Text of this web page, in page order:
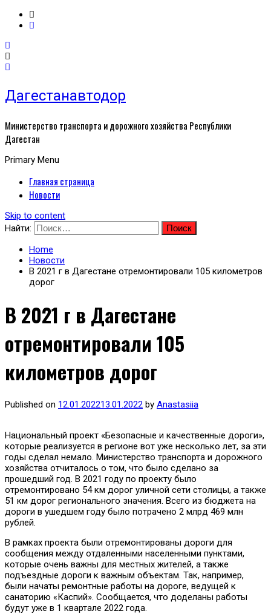
Дагестанавтодор
Министерство транспорта и дорожного хозяйства Республики
Дагестан
Primary Menu
Главная страница
Новости
Skip to content
Найти:
Home
Новости
В 2021 г в Дагестане отремонтировали 105 километров
дорог
В 2021 г в Дагестане
отремонтировали 105
километров дорог
Published on 12.01.202213.01.2022 by Anastasiia
Национальный проект «Безопасные и качественные дороги»,
которые реализуется в регионе вот уже несколько лет, за эти
годы сделал немало. Министерство транспорта и дорожного
хозяйства отчиталось о том, что было сделано за
прошедший год. В 2021 году по проекту было
отремонтировано 54 км дорог уличной сети столицы, а также
51 км дорог регионального значения. Всего из бюджета на
дороги в ушедшем году было потрачено 2 млрд 469 млн
рублей.
В рамках проекта были отремонтированы дороги для
сообщения между отдаленными населенными пунктами,
которые очень важны для местных жителей, а также
подъездные дороги к важным объектам. Так, например,
были начаты ремонтные работы на дороге, ведущей к
санаторию «Каспий». Сообщается, что доделаны работы
будут уже в 1 квартале 2022 года.